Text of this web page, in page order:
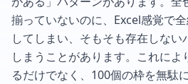
揃っていないのに、Excel感覚で
してしまい、そもそも存在しない
しまうことがあります。これに
るだけでなく、100個の枠を無駄